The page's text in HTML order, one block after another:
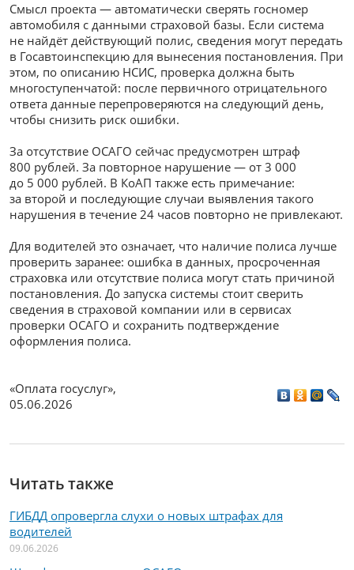
Смысл проекта — автоматически сверять госномер
автомобиля с данными страховой базы. Если система
не найдёт действующий полис, сведения могут передать
в Госавтоинспекцию для вынесения постановления. При
этом, по описанию НСИС, проверка должна быть
многоступенчатой: после первичного отрицательного
ответа данные перепроверяются на следующий день,
чтобы снизить риск ошибки.
За отсутствие ОСАГО сейчас предусмотрен штраф
800 рублей. За повторное нарушение — от 3 000
до 5 000 рублей. В КоАП также есть примечание:
за второй и последующие случаи выявления такого
нарушения в течение 24 часов повторно не привлекают.
Для водителей это означает, что наличие полиса лучше
проверить заранее: ошибка в данных, просроченная
страховка или отсутствие полиса могут стать причиной
постановления. До запуска системы стоит сверить
сведения в страховой компании или в сервисах
проверки ОСАГО и сохранить подтверждение
оформления полиса.
«Оплата госуслуг»,
05.06.2026
Читать также
ГИБДД опровергла слухи о новых штрафах для
водителей
09.06.2026